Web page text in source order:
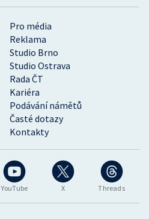
YouTube X Threads
Pro média
Reklama
Studio Brno
Studio Ostrava
Rada ČT
Kariéra
Podávání námětů
Časté dotazy
Kontakty